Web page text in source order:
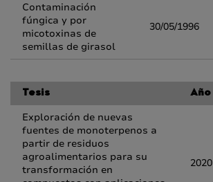
Contaminación
fúngica y por
micotoxinas de
semillas de girasol
30/05/1996
Tesis Año
Exploración de nuevas
fuentes de monoterpenos a
partir de residuos
agroalimentarios para su
transformación en
2020